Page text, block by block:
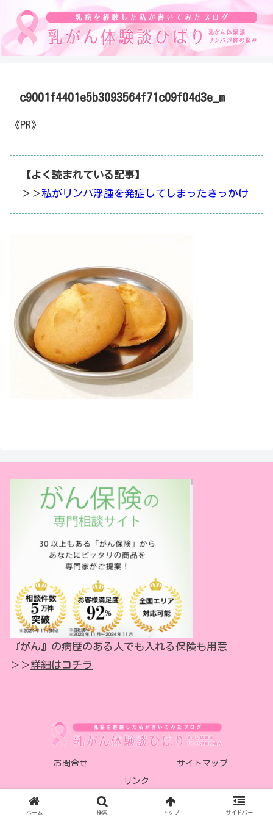
c9001f4401e5b3093564f71c09f04d3e_m
《PR》
【よく読まれている記事】
＞＞私がリンパ浮腫を発症してしまったきっかけ
『がん』の病歴のある人でも入れる保険も用意
＞＞詳細はコチラ
お問合せ サイトマップ
リンク
© 2018-2026 乳がん体験談 ひばり.
ホーム 検索 トップ サイドバー